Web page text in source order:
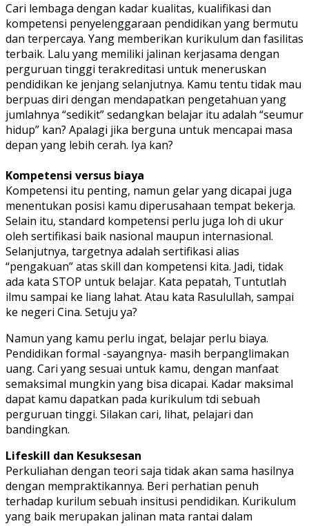
Cari lembaga dengan kadar kualitas, kualifikasi dan
kompetensi penyelenggaraan pendidikan yang bermutu
dan terpercaya. Yang memberikan kurikulum dan fasilitas
terbaik. Lalu yang memiliki jalinan kerjasama dengan
perguruan tinggi terakreditasi untuk meneruskan
pendidikan ke jenjang selanjutnya. Kamu tentu tidak mau
berpuas diri dengan mendapatkan pengetahuan yang
jumlahnya “sedikit” sedangkan belajar itu adalah “seumur
hidup” kan? Apalagi jika berguna untuk mencapai masa
depan yang lebih cerah. Iya kan?
Kompetensi versus biaya
Kompetensi itu penting, namun gelar yang dicapai juga
menentukan posisi kamu diperusahaan tempat bekerja.
Selain itu, standard kompetensi perlu juga loh di ukur
oleh sertifikasi baik nasional maupun internasional.
Selanjutnya, targetnya adalah sertifikasi alias
“pengakuan” atas skill dan kompetensi kita. Jadi, tidak
ada kata STOP untuk belajar. Kata pepatah, Tuntutlah
ilmu sampai ke liang lahat. Atau kata Rasulullah, sampai
ke negeri Cina. Setuju ya?
Namun yang kamu perlu ingat, belajar perlu biaya.
Pendidikan formal -sayangnya- masih berpanglimakan
uang. Cari yang sesuai untuk kamu, dengan manfaat
semaksimal mungkin yang bisa dicapai. Kadar maksimal
dapat kamu dapatkan pada kurikulum tdi sebuah
perguruan tinggi. Silakan cari, lihat, pelajari dan
bandingkan.
Lifeskill dan Kesuksesan
Perkuliahan dengan teori saja tidak akan sama hasilnya
dengan mempraktikannya. Beri perhatian penuh
terhadap kurilum sebuah insitusi pendidikan. Kurikulum
yang baik merupakan jalinan mata rantai dalam